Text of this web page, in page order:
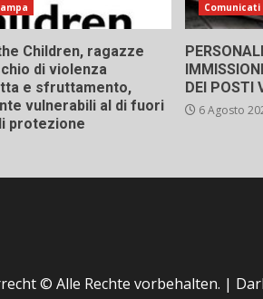
Children, ragazze
di violenza
e sfruttamento,
vulnerabili al di fuori
protezione
Comunicati
DEI POSTI
6 Agosto
© Alle Rechte vorbehalten. |